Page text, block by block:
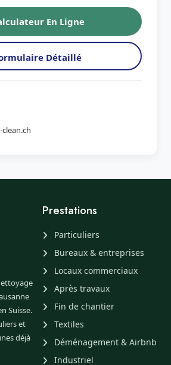
En Ligne
Détaillé
Suisse.
et
déjà
Prestations
Particuliers
Bureaux & entreprises
Locaux commerciaux
Après travaux
Fin de chantier
Textiles
Déménagement & Airbnb
Industriel